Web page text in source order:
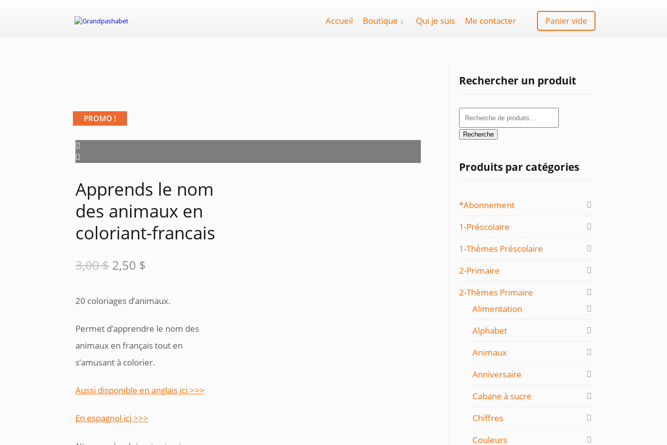
Panier vide
Accueil Boutique Qui je suis Me contacter
PROMO !
Apprends le nom
des animaux en
coloriant-francais
3,00$ Le
était :
3,00 $.
2,50 $
est :
2,50 $.
20 coloriages d’animaux.
Permet d’apprendre le nom des
animaux en français tout en
s’amusant à colorier.
Aussi disponible en anglais ici >>>
En espagnol ici >>>
Rechercher un produit
Recherche
pour :
Recherche
Produits par catégories
*Abonnement
1-Préscolaire
1-Thèmes Préscolaire
2-Primaire
2-Thèmes Primaire
Alimentation
Alphabet
Animaux
Anniversaire
Cabane à sucre
Chiffres
Couleurs